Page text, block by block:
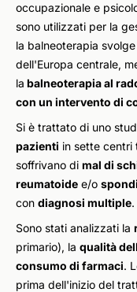
occupazionale e
sono utilizzati per la
la balneoterapia
dell'Europa centrale,
la balneoterapia al
con un intervento di
Si è trattato di uno
pazienti in sette centri
soffrivano di mal di
reumatoide e/o
con diagnosi multiple.
Sono stati analizzati la
primario), la qualità
consumo di farmaci.
prima dell'inizio del